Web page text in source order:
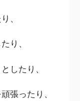
、
り、
したり、
張ったり、